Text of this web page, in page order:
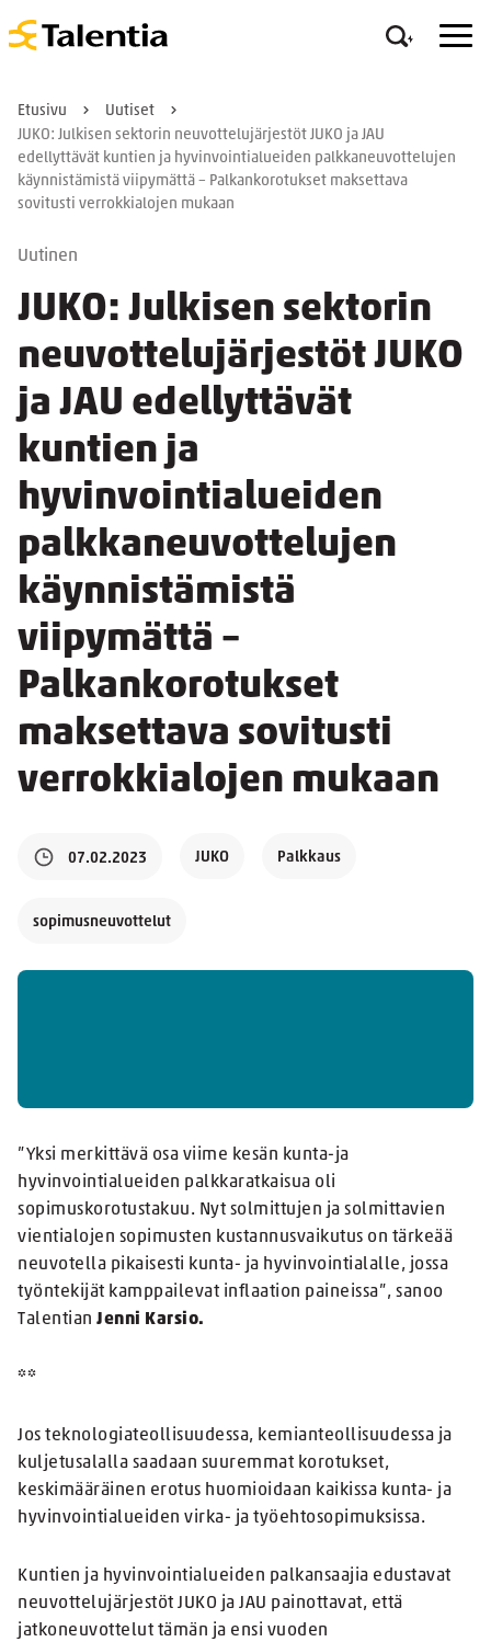
Etusivu
Uutiset
JUKO: Julkisen sektorin neuvottelujärjestöt JUKO ja JAU
edellyttävät kuntien ja hyvinvointialueiden palkkaneuvottelujen
käynnistämistä viipymättä – Palkankorotukset maksettava
sovitusti verrokkialojen mukaan
Uutinen
JUKO: Julkisen sektorin
neuvottelujärjestöt JUKO
ja JAU edellyttävät
kuntien ja
hyvinvointialueiden
palkkaneuvottelujen
käynnistämistä
viipymättä –
Palkankorotukset
maksettava sovitusti
verrokkialojen mukaan
07.02.2023 JUKO Palkkaus
sopimusneuvottelut
”Yksi merkittävä osa viime kesän kunta-ja
hyvinvointialueiden palkkaratkaisua oli
sopimuskorotustakuu. Nyt solmittujen ja solmittavien
vientialojen sopimusten kustannusvaikutus on tärkeää
neuvotella pikaisesti kunta- ja hyvinvointialalle, jossa
työntekijät kamppailevat inflaation paineissa”, sanoo
Talentian Jenni Karsio.
**
Jos teknologiateollisuudessa, kemianteollisuudessa ja
kuljetusalalla saadaan suuremmat korotukset,
keskimääräinen erotus huomioidaan kaikissa kunta- ja
hyvinvointialueiden virka- ja työehtosopimuksissa.
Kuntien ja hyvinvointialueiden palkansaajia edustavat
neuvottelujärjestöt JUKO ja JAU painottavat, että
jatkoneuvottelut tämän ja ensi vuoden